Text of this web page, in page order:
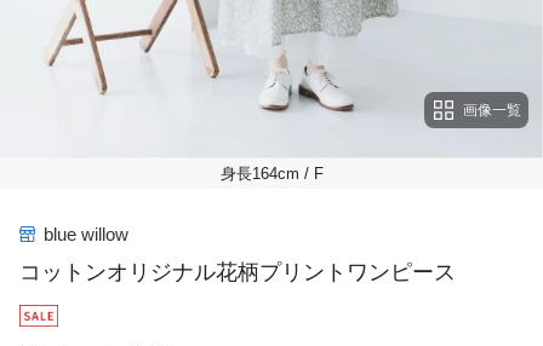
画像一覧
身長164cm / F
blue willow
コットンオリジナル花柄プリントワンピース